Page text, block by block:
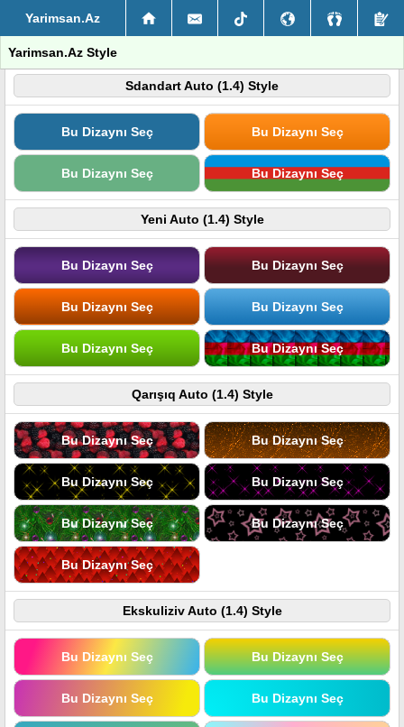
Yarimsan.Az
Yarimsan.Az Style
Sdandart Auto (1.4) Style
Bu Dizaynı Seç Bu Dizaynı Seç
Bu Dizaynı Seç Bu Dizaynı Seç
Yeni Auto (1.4) Style
Bu Dizaynı Seç Bu Dizaynı Seç
Bu Dizaynı Seç Bu Dizaynı Seç
Bu Dizaynı Seç Bu Dizaynı Seç
Qarışıq Auto (1.4) Style
Bu Dizaynı Seç Bu Dizaynı Seç
Bu Dizaynı Seç Bu Dizaynı Seç
Bu Dizaynı Seç Bu Dizaynı Seç
Bu Dizaynı Seç
Ekskuliziv Auto (1.4) Style
Bu Dizaynı Seç Bu Dizaynı Seç
Bu Dizaynı Seç Bu Dizaynı Seç